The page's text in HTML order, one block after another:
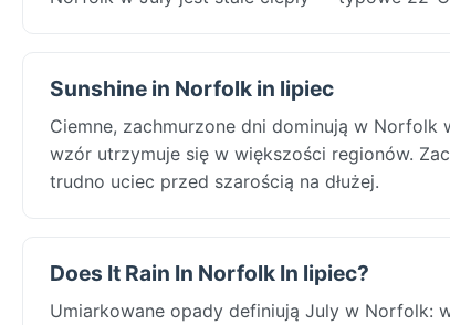
Sunshine in Norfolk in lipiec
Ciemne, zachmurzone dni dominują w
wzór utrzymuje się w większości regionów.
trudno uciec przed szarością na dłużej.
Does It Rain In Norfolk In lipiec?
Umiarkowane opady definiują July w Norfolk: